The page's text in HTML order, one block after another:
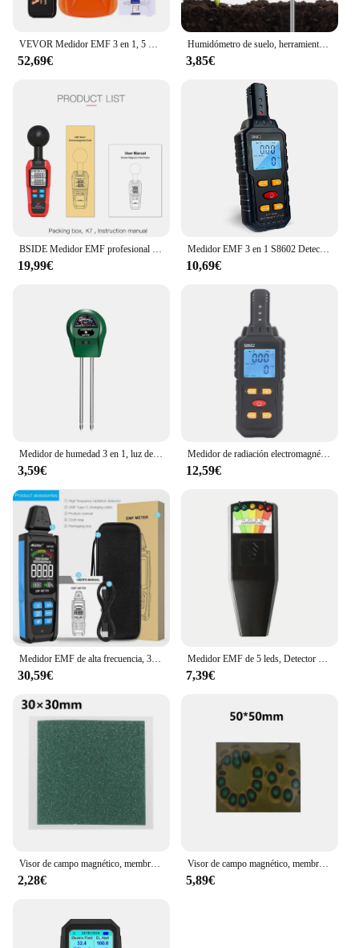
VEVOR Medidor EMF 3 en 1, 5 Hz-6 GHz, Detector de Radiación de Campo Electromagnético Recargable de Mano Probador EMF Digital LCD para Inspecciones EF MF RF, Temperatura de Torre Celular 5G
52,69€
Humidómetro de suelo, herramienta de medición de jardinería para el hogar, medidor de humedad del suelo, higrómetro, sonda, prueba de riego
3,85€
BSIDE Medidor EMF profesional de campo electromagnético, Detector de radiación, radiador de mano, dosímetro magnético eléctrico, prueba Geiger
19,99€
Medidor EMF 3 en 1 S8602 Detector de radiación de campo electromagnético probador EMF para el hogar Detector EMF equipo de caza fantasma
10,69€
Medidor de humedad 3 en 1, luz de PH, luz de acidez del agua del suelo, prueba de PH, plantas de jardín, flores, probador de humedad
3,59€
Medidor de radiación electromagnética, Detector de campo magnético eléctrico EMF, 5Hz-3500Hz
12,59€
Medidor EMF de alta frecuencia, 30MHz ~ 8Ghz, Detector de radiación de campo electromagnético, probador de radómetro de tres ejes, medidor recargable
30,59€
Medidor EMF de 5 leds, Detector de campo magnético, equipo Paranormal de caza fantasma, probador portátil, contador profesional
7,39€
Visor de campo magnético, membrana de visualización de patrón, Detector de tarjeta magnética, verde oscuro, 50/25/30mm
2,28€
Visor de campo magnético, membrana de visualización de patrones, Detector de tarjetas magnéticas L4MF, detectores de radiación electromagnética de Color verdadero amarillo
5,89€